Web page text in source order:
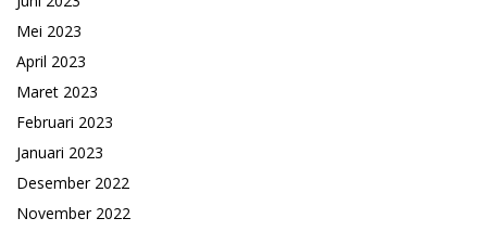
Mei 2023
April 2023
Maret 2023
Februari 2023
Januari 2023
Desember 2022
November 2022